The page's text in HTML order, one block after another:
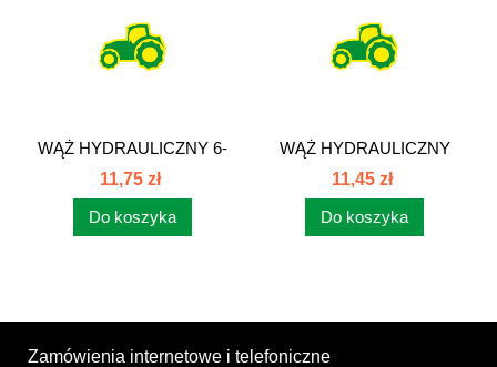
WĄŻ HYDRAULICZNY 6-
2 SN
11,75 zł
Do koszyka
WĄŻ HYDRAULICZNY
10-1SN
11,45 zł
Do koszyka
Zamówienia internetowe i telefoniczne